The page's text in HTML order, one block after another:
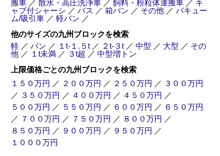
搬車 ／ 散水・高圧洗浄車 ／ 飼料・粉粒体運搬車 ／ キ
ャブ付シャーシ ／ バス ／ 箱バン ／ その他 ／ バキュー
ム/吸引車 ／ 軽バン ／
他のサイズの九州ブロックを検索
軽 ／ バン ／ １t-１.５t ／ ２t-３t ／ 中型 ／ 大型 ／ その
他 ／ １t未満 ／ ３t超 ／ 中型増トン
上限価格ごとの九州ブロックを検索
１５０万円 ／ ２００万円 ／ ２５０万円 ／ ３００万円
／ ３５０万円 ／ ４００万円 ／ ４５０万円 ／
５００万円 ／ ５５０万円 ／ ６００万円 ／ ６５０万円
／ ７００万円 ／ ７５０万円 ／ ８００万円 ／
８５０万円 ／ ９００万円 ／ ９５０万円 ／
１０００万円